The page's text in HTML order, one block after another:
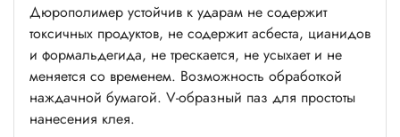
Дюрополимер устойчив к ударам не содержит
токсичных продуктов, не содержит асбеста, цианидов
и формальдегида, не трескается, не усыхает и не
меняется со временем. Возможность обработкой
наждачной бумагой. V-образный паз для простоты
нанесения клея.